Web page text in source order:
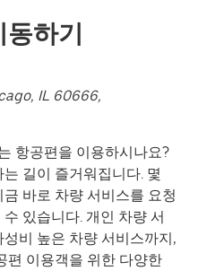
동하기
IL 60666,
항공편을 이용하시나요?
길이 즐거워집니다. 몇
바로 차량 서비스를 요청
있습니다. 개인 차량 서
비 높은 차량 서비스까지,
편 이용객을 위한 다양한